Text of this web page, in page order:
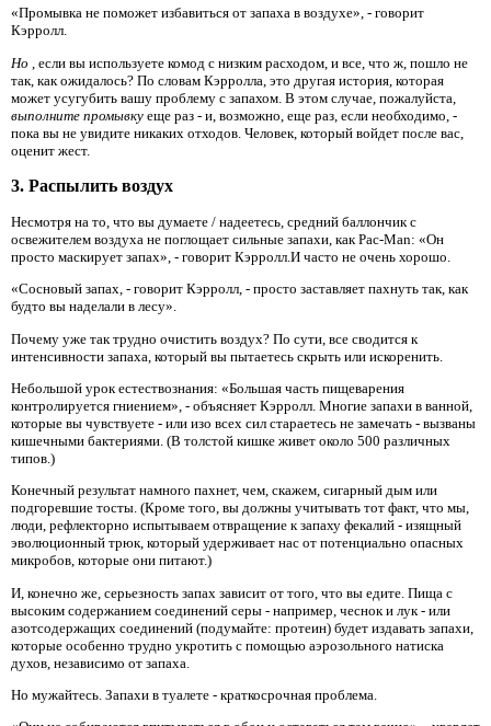
«Промывка не поможет избавиться от запаха в воздухе», - говорит
Кэрролл.
Но
, если вы используете комод с низким расходом, и все, что ж, пошло не
так, как ожидалось? По словам Кэрролла, это другая история, которая
может усугубить вашу проблему с запахом. В этом случае, пожалуйста,
выполните промывку еще раз - и, возможно, еще раз, если необходимо, -
пока вы не увидите никаких отходов. Человек, который войдет после вас,
оценит жест.
3. Распылить воздух
Несмотря на то, что вы думаете / надеетесь, средний баллончик с
освежителем воздуха не поглощает сильные запахи, как Pac-Man: «Он
просто маскирует запах», - говорит Кэрролл.И часто не очень хорошо.
«Сосновый запах, - говорит Кэрролл, - просто заставляет пахнуть так, как
будто вы наделали в лесу».
Почему уже так трудно очистить воздух? По сути, все сводится к
интенсивности запаха, который вы пытаетесь скрыть или искоренить.
Небольшой урок естествознания: «Большая часть пищеварения
контролируется гниением», - объясняет Кэрролл. Многие запахи в ванной,
которые вы чувствуете - или изо всех сил стараетесь не замечать - вызваны
кишечными бактериями. (В толстой кишке живет около 500 различных
типов.)
Конечный результат намного пахнет, чем, скажем, сигарный дым или
подгоревшие тосты. (Кроме того, вы должны учитывать тот факт, что мы,
люди, рефлекторно испытываем отвращение к запаху фекалий - изящный
эволюционный трюк, который удерживает нас от потенциально опасных
микробов, которые они питают.)
И, конечно же, серьезность запах зависит от того, что вы едите. Пища с
высоким содержанием соединений серы - например, чеснок и лук - или
азотсодержащих соединений (подумайте: протеин) будет издавать запахи,
которые особенно трудно укротить с помощью аэрозольного натиска
духов, независимо от запаха.
Но мужайтесь. Запахи в туалете - краткосрочная проблема.